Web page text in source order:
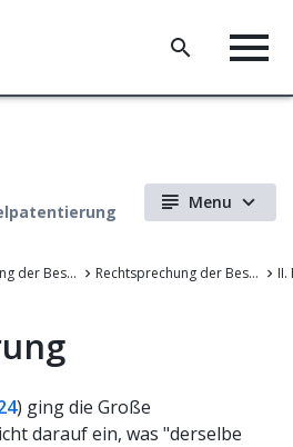
Menu
Rechtsprechung der Beschwerdekammern des EPA Rechtsprechung der Beschwerdekammern des Europäischen Patentamts
) ging die Große
darauf ein, was "derselbe